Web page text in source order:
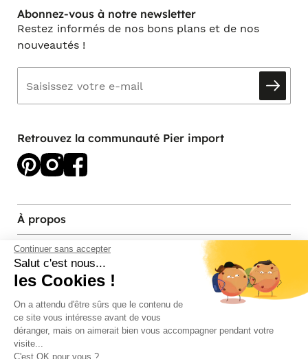
Continuer sans accepter
Salut c'est nous...
les Cookies !
On a attendu d'être sûrs que le contenu de
ce site vous intéresse avant de vous
déranger, mais on aimerait bien vous accompagner pendant votre
visite...
C'est OK pour vous ?
Abonnez-vous à notre newsletter
Restez informés de nos bons plans et de nos
nouveautés !
Retrouvez la communauté Pier import
À propos
Services et contact
Magasins et Showrooms
Modes de paiement acceptés